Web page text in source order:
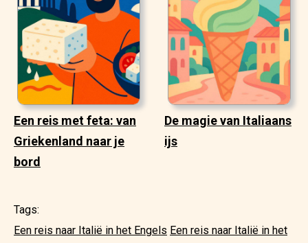
Een reis met feta: van
Griekenland naar je
bord
De magie van Italiaans
ijs
Tags:
Een reis naar Italië in het Engels Een reis naar Italië in het